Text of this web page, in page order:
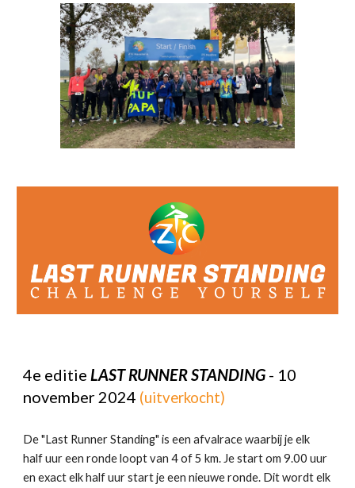
4e editieLAST RUNNER STANDING - 10
november 2024 (uitverkocht)
De "Last Runner Standing" is een afvalrace waarbij je elk
half uur een ronde loopt van 4 of 5 km. Je start om 9.00 uur
en exact elk half uur start je een nieuwe ronde. Dit wordt elk